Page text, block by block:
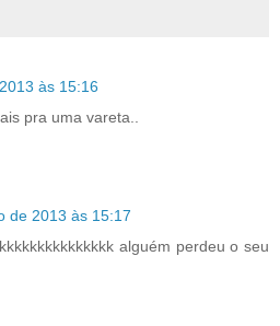
às 15:16
pra uma vareta..
de 2013 às 15:17
alguém perdeu o seu